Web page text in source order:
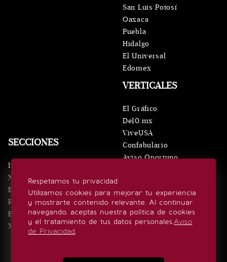
Respetamos tu privacidad
Utilizamos cookies para mejorar tu experiencia
y mostrarte contenido relevante. Al continuar
navegando, aceptas nuestra política de cookies
y el tratamiento de tus datos personales.Aviso
de Privacidad.
SECCIONES
Inicio
Noticias
Eventos
Realeza
Estilo de vida
Minuto x Minuto
VERTICALES
El Gráfico
De10.mx
ViveUSA
Confabulario
Aviso Oportuno
San Luis Potosí
Oaxaca
Puebla
Hidalgo
El Universal
Edomex
SÍGUENOS